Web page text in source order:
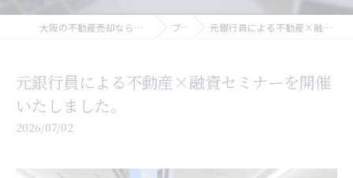
大阪の不動産売却なら大阪不動産売却相談センター ブログ 元銀行員による不動産×融資セミナーを開催いたしました。
元銀行員による不動産×融資セミナーを開催
いたしました。
2026/07/02